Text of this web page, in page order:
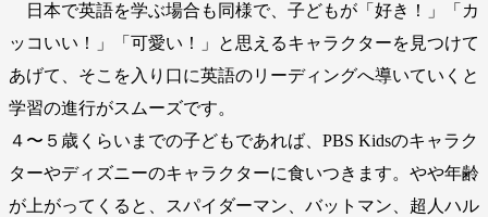
日本で英語を学ぶ場合も同様で、子どもが「好き！」「カ
ッコいい！」「可愛い！」と思えるキャラクターを見つけて
あげて、そこを入り口に英語のリーディングへ導いていくと
学習の進行がスムーズです。
４〜５歳くらいまでの子どもであれば、PBS Kidsのキャラク
ターやディズニーのキャラクターに食いつきます。やや年齢
が上がってくると、スパイダーマン、バットマン、超人ハル